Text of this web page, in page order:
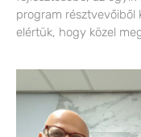
program résztvevőiből
elértük, hogy közel